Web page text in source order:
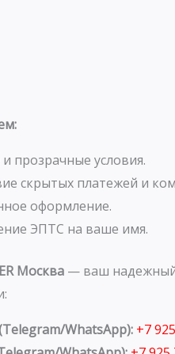
прозрачные условия.
скрытых платежей и
оформление.
ЭПТС на ваше имя.
Москва — ваш надежный
WhatsApp): +7